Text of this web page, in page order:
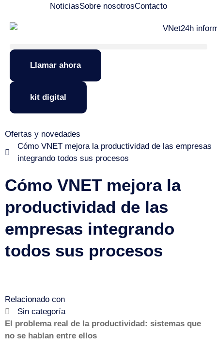
NoticiasSobre nosotrosContacto
Llamar ahora
kit digital
Ofertas y novedades
Cómo VNET mejora la productividad de las empresas
integrando todos sus procesos
Cómo VNET mejora la
productividad de las
empresas integrando
todos sus procesos
Relacionado con
Sin categoría
El problema real de la productividad: sistemas que
no se hablan entre ellos